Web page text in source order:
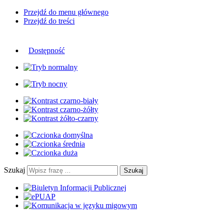
Przejdź do menu głównego
Przejdź do treści
Dostępność
Szukaj Szukaj